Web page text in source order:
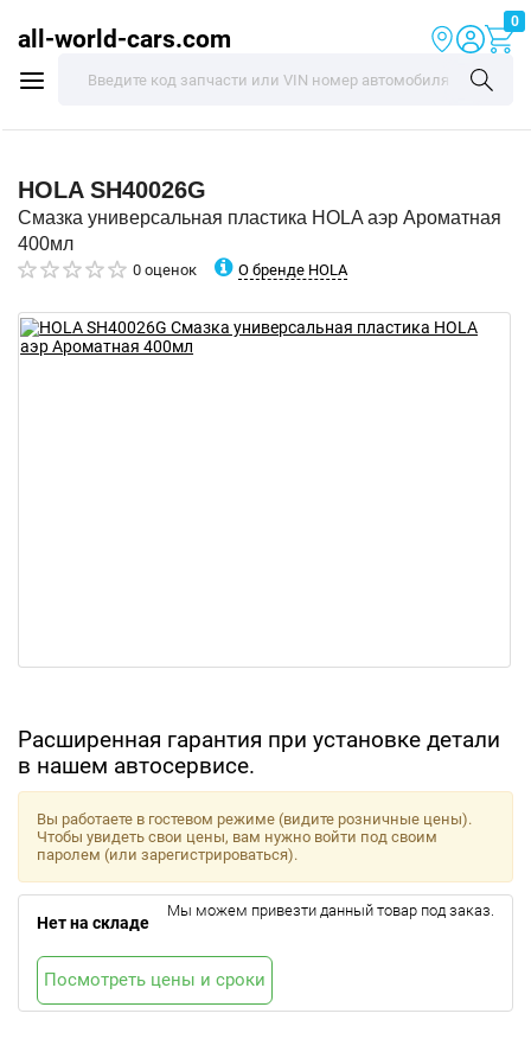
all-world-cars.com
0
HOLA SH40026G
Смазка универсальная пластика HOLA аэр Ароматная
400мл
0 оценок О бренде HOLA
Расширенная гарантия при установке детали
в нашем автосервисе.
Вы работаете в гостевом режиме (видите розничные цены).
Чтобы увидеть свои цены, вам нужно войти под своим
паролем (или зарегистрироваться).
Нет на складе
Мы можем привезти данный товар под заказ.
Посмотреть цены и сроки